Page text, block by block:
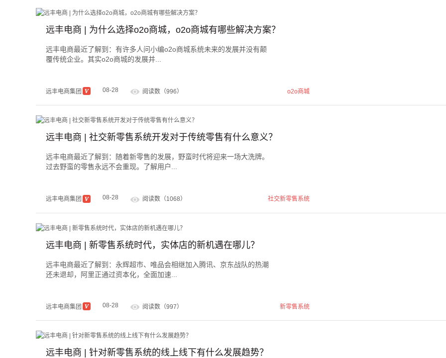
远丰电商 | 为什么选择o2o商城，o2o商城有哪些解决方案？
远丰电商最近了解到：有许多人问小编o2o商城系统未来的发展并没有颠
覆传统企业。其实o2o商城的发展并...
远丰电商集团 08-28 阅读数（996） o2o商城
远丰电商 | 社交新零售系统开发对于传统零售有什么意义？
远丰电商最近了解到：随着新零售的发展，野蛮时代将迎来一场大洗牌。
过去野蛮的零售永远不会重现。了解用户...
远丰电商集团 08-28 阅读数（1068） 社交新零售系统
远丰电商 | 新零售系统时代，实体店的新机遇在哪儿？
远丰电商最近了解到：永辉超市、唯品会相继加入腾讯、京东战队的热潮
还未退却，阿里正通过资本化，全面加速...
远丰电商集团 08-28 阅读数（997） 新零售系统
远丰电商 | 针对新零售系统的线上线下有什么发展趋势？